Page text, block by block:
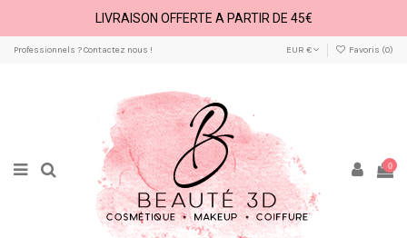
LIVRAISON OFFERTE A PARTIR DE 45€
Professionnels ? Contactez nous ! EUR € Favoris (0)
0